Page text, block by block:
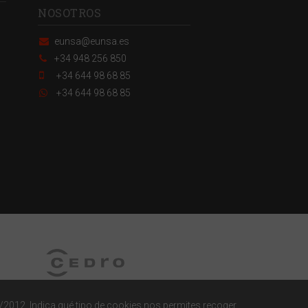
NOSOTROS
eunsa@eunsa.es
+34 948 256 850
+34 644 98 68 85
+34 644 98 68 85
Indica qué tipo de cookies nos permites recoger.